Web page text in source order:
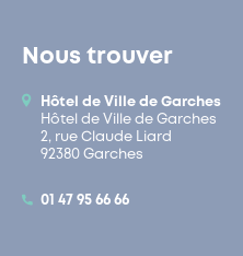
Nous trouver
Hôtel de Ville de Garches
Hôtel de Ville de Garches
2, rue Claude Liard
92380 Garches
01 47 95 66 66